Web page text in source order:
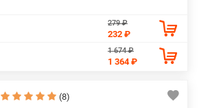
279 ₽
232 ₽
1 674 ₽
1 364 ₽
(8)